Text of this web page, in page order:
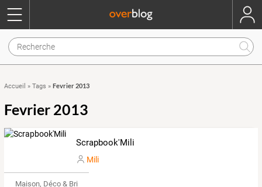
Accueil » Tags » Fevrier 2013
Fevrier 2013
Scrapbook'Mili
Mili
Maison, Déco & Bricolage